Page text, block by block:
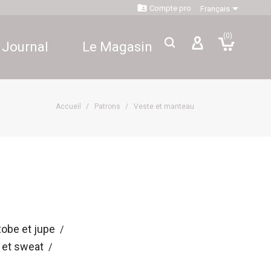
Journal Le Magasin
 Compte pro Français
(0)
Accueil Patrons Veste et manteau
et jupe
sweat